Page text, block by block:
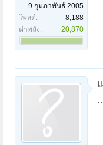
9 กุมภาพันธ์ 2005
โพสต์:
8,188
ค่าพลัง:
+20,870